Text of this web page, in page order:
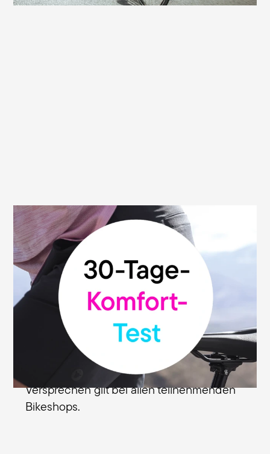
30 Tage Geld-zurück-Garantie
Wir sind überzeugt von der hohen Qualität
und Funktionalität unserer Sättel. Deshalb
geben wir dir unsere Geld-zurück-
Garantie: Du kannst deinen Terry-Sattel
ohne Risiko testen und innerhalb von 30
Tagen ab Kaufdatum bei dem
Fachhändler zurückgeben, bei dem du
den Sattel erworben hast. Dieses
Versprechen gilt bei allen teilnehmenden
Bikeshops.